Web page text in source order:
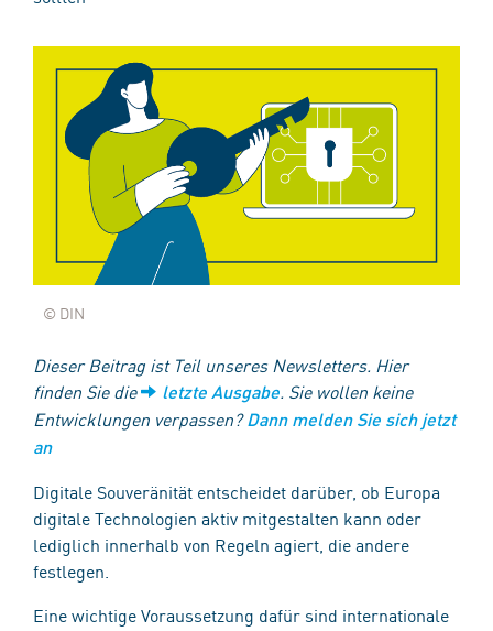
© DIN
Dieser Beitrag ist Teil unseres Newsletters. Hier
finden Sie die
letzte Ausgabe. Sie wollen keine
Entwicklungen verpassen? Dann melden Sie sich jetzt
an
Digitale Souveränität entscheidet darüber, ob Europa
digitale Technologien aktiv mitgestalten kann oder
lediglich innerhalb von Regeln agiert, die andere
festlegen.
Eine wichtige Voraussetzung dafür sind internationale